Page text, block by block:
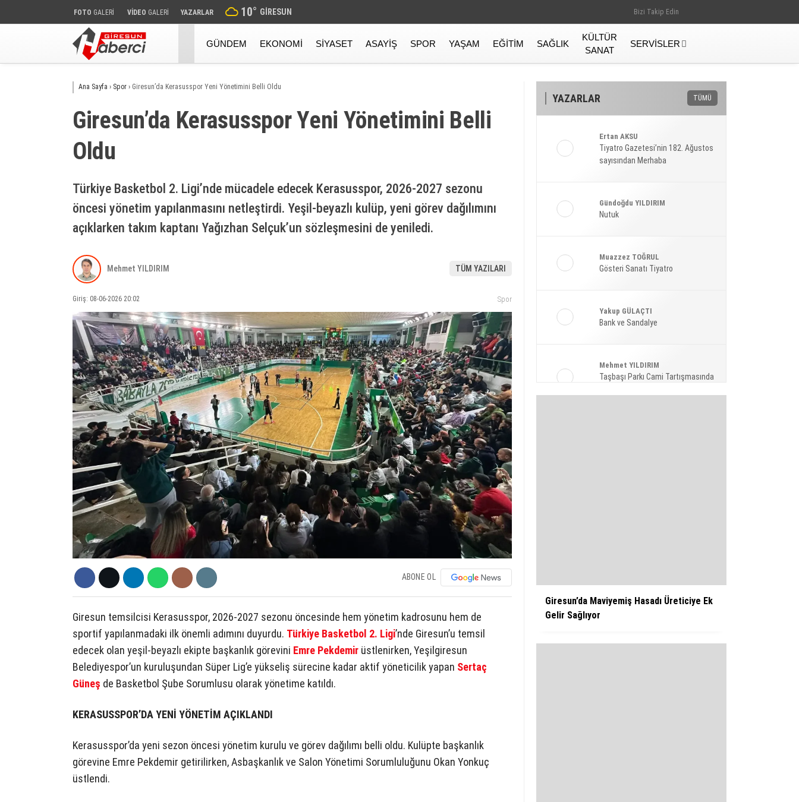
Ekonomi
FOTO GALERİ VİDEO GALERİ YAZARLAR 10° GIRESUN Bizi Takip Edin
GÜNDEM EKONOMI SIYASET ASAYIŞ SPOR YAŞAM EĞITIM SAĞLIK
KÜLTÜR
SANAT
SERVISLER
Ana Sayfa › Spor › Giresun’da Kerasusspor Yeni Yönetimini Belli Oldu
Giresun’da Kerasusspor Yeni Yönetimini Belli
Oldu
Türkiye Basketbol 2. Ligi’nde mücadele edecek Kerasusspor, 2026-2027 sezonu
öncesi yönetim yapılanmasını netleştirdi. Yeşil-beyazlı kulüp, yeni görev dağılımını
açıklarken takım kaptanı Yağızhan Selçuk’un sözleşmesini de yeniledi.
Mehmet YILDIRIM TÜM YAZILARI
Giriş: 08-06-2026 20:02 Spor
ABONE OL
Giresun temsilcisi Kerasusspor, 2026-2027 sezonu öncesinde hem yönetim kadrosunu hem de
sportif yapılanmadaki ilk önemli adımını duyurdu. Türkiye Basketbol 2. Ligi’nde Giresun’u temsil
edecek olan yeşil-beyazlı ekipte başkanlık görevini Emre Pekdemir üstlenirken, Yeşilgiresun
Belediyespor’un kuruluşundan Süper Lig’e yükseliş sürecine kadar aktif yöneticilik yapan Sertaç
Güneş de Basketbol Şube Sorumlusu olarak yönetime katıldı.
KERASUSSPOR’DA YENİ YÖNETİM AÇIKLANDI
Kerasusspor’da yeni sezon öncesi yönetim kurulu ve görev dağılımı belli oldu. Kulüpte başkanlık
görevine Emre Pekdemir getirilirken, Asbaşkanlık ve Salon Yönetimi Sorumluluğunu Okan Yonkuç
üstlendi.
YAZARLAR TÜMÜ
Ertan AKSU
Tiyatro Gazetesi’nin 182. Ağustos
sayısından Merhaba
Gündoğdu YILDIRIM
Nutuk
Muazzez TOĞRUL
Gösteri Sanatı Tiyatro
Yakup GÜLAÇTI
Bank ve Sandalye
Mehmet YILDIRIM
Taşbaşı Parkı Cami Tartışmasında
Giresun’da Maviyemiş Hasadı Üreticiye Ek
Gelir Sağlıyor